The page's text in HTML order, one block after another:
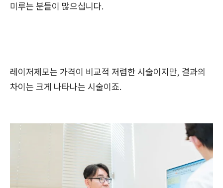
미루는 분들이 많으십니다.
레이저제모는 가격이 비교적 저렴한 시술이지만, 결과의
차이는 크게 나타나는 시술이죠.